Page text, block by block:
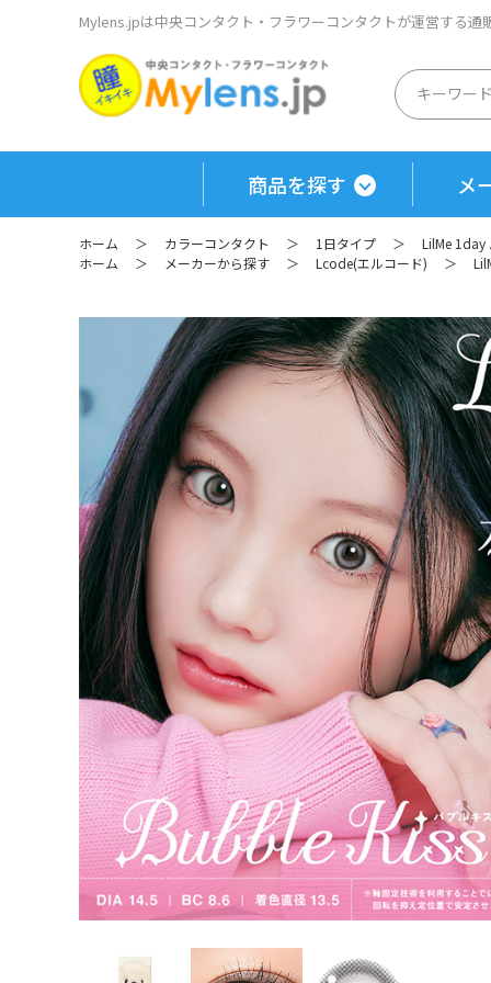
Mylens.jpは中央コンタクト・フラワーコンタクトが運営する通
商品を探す メ
ホーム ＞ カラーコンタクト ＞ 1日タイプ ＞
LilMe 1day
ホーム
＞ メーカーから探す ＞ Lcode(エルコード) ＞